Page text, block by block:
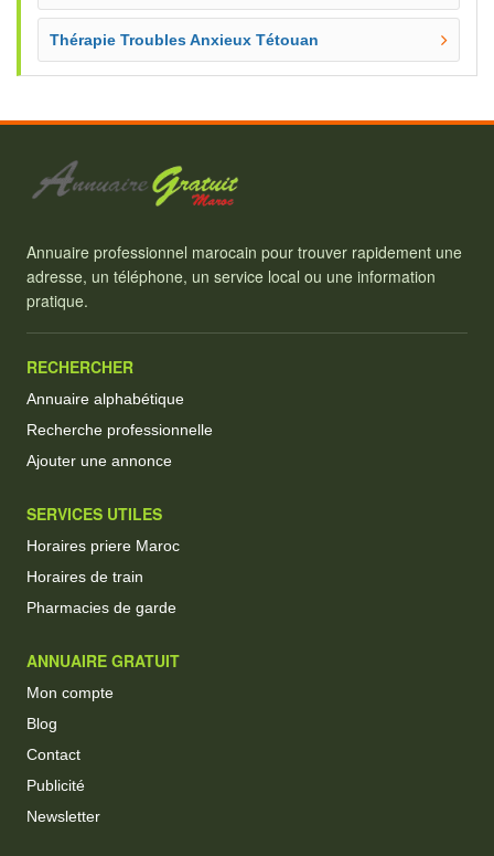
Thérapie Troubles Anxieux Tétouan
Annuaire professionnel marocain pour trouver rapidement une
adresse, un téléphone, un service local ou une information
pratique.
RECHERCHER
Annuaire alphabétique
Recherche professionnelle
Ajouter une annonce
SERVICES UTILES
Horaires priere Maroc
Horaires de train
Pharmacies de garde
ANNUAIRE GRATUIT
Mon compte
Blog
Contact
Publicité
Newsletter